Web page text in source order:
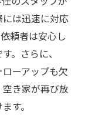
は迅速に対応
頼者は安心し
。さらに、
ーアップも欠
き家が再び放
す。